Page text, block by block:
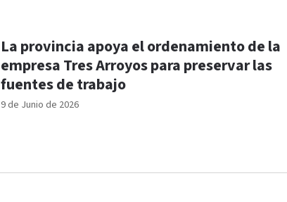
9 de Junio de 2026
La provincia apoya el ordenamiento de la
empresa Tres Arroyos para preservar las
fuentes de trabajo